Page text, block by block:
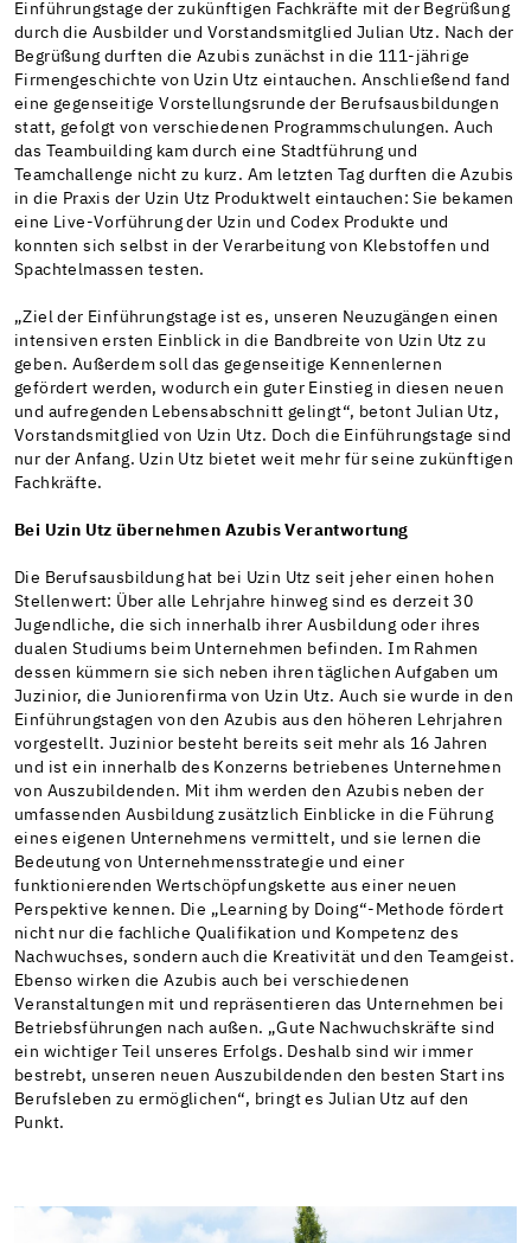
Einführungstage der zukünftigen Fachkräfte mit der Begrüßung
durch die Ausbilder und Vorstandsmitglied Julian Utz. Nach der
Begrüßung durften die Azubis zunächst in die 111-jährige
Firmengeschichte von Uzin Utz eintauchen. Anschließend fand
eine gegenseitige Vorstellungsrunde der Berufsausbildungen
statt, gefolgt von verschiedenen Programmschulungen. Auch
das Teambuilding kam durch eine Stadtführung und
Teamchallenge nicht zu kurz. Am letzten Tag durften die Azubis
in die Praxis der Uzin Utz Produktwelt eintauchen: Sie bekamen
eine Live-Vorführung der Uzin und Codex Produkte und
konnten sich selbst in der Verarbeitung von Klebstoffen und
Spachtelmassen testen.
„Ziel der Einführungstage ist es, unseren Neuzugängen einen
intensiven ersten Einblick in die Bandbreite von Uzin Utz zu
geben. Außerdem soll das gegenseitige Kennenlernen
gefördert werden, wodurch ein guter Einstieg in diesen neuen
und aufregenden Lebensabschnitt gelingt“, betont Julian Utz,
Vorstandsmitglied von Uzin Utz. Doch die Einführungstage sind
nur der Anfang. Uzin Utz bietet weit mehr für seine zukünftigen
Fachkräfte.
Bei Uzin Utz übernehmen Azubis Verantwortung
Die Berufsausbildung hat bei Uzin Utz seit jeher einen hohen
Stellenwert: Über alle Lehrjahre hinweg sind es derzeit 30
Jugendliche, die sich innerhalb ihrer Ausbildung oder ihres
dualen Studiums beim Unternehmen befinden. Im Rahmen
dessen kümmern sie sich neben ihren täglichen Aufgaben um
Juzinior, die Juniorenfirma von Uzin Utz. Auch sie wurde in den
Einführungstagen von den Azubis aus den höheren Lehrjahren
vorgestellt. Juzinior besteht bereits seit mehr als 16 Jahren
und ist ein innerhalb des Konzerns betriebenes Unternehmen
von Auszubildenden. Mit ihm werden den Azubis neben der
umfassenden Ausbildung zusätzlich Einblicke in die Führung
eines eigenen Unternehmens vermittelt, und sie lernen die
Bedeutung von Unternehmensstrategie und einer
funktionierenden Wertschöpfungskette aus einer neuen
Perspektive kennen. Die „Learning by Doing“-Methode fördert
nicht nur die fachliche Qualifikation und Kompetenz des
Nachwuchses, sondern auch die Kreativität und den Teamgeist.
Ebenso wirken die Azubis auch bei verschiedenen
Veranstaltungen mit und repräsentieren das Unternehmen bei
Betriebsführungen nach außen. „Gute Nachwuchskräfte sind
ein wichtiger Teil unseres Erfolgs. Deshalb sind wir immer
bestrebt, unseren neuen Auszubildenden den besten Start ins
Berufsleben zu ermöglichen“, bringt es Julian Utz auf den
Punkt.